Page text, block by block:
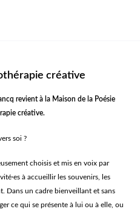
créative
revient à la Maison de la Poésie
créative.
soi ?
choisis et mis en voix par
à accueillir les souvenirs, les
Dans un cadre bienveillant et sans
ce qui se présente à lui ou à elle, ou